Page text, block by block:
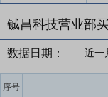
铖昌科技营业部
数据日期： 近一
序号